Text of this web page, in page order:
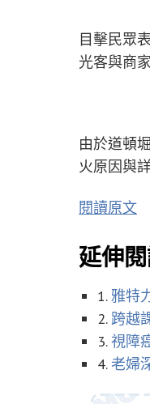
目擊民眾
光客與商
由於道頓
火原因與
閱讀原文
延伸閱
1.雅特
2.跨越
3.視障
4. 老婦